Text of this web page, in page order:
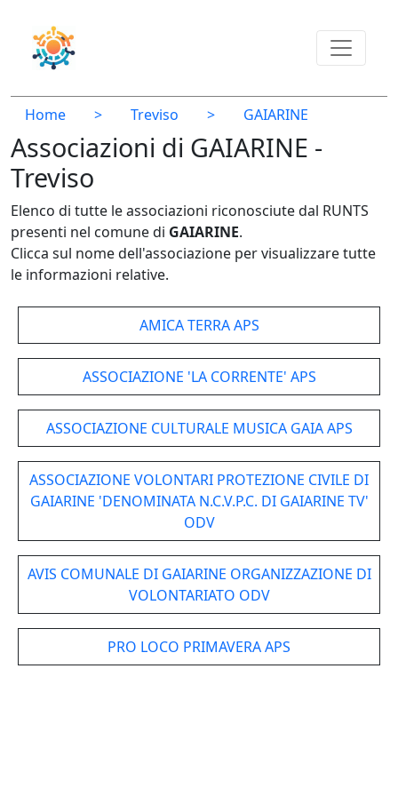
Home > Treviso > GAIARINE
Associazioni di GAIARINE -
Treviso
Elenco di tutte le associazioni riconosciute dal RUNTS
presenti nel comune di GAIARINE.
Clicca sul nome dell'associazione per visualizzare tutte
le informazioni relative.
AMICA TERRA APS
ASSOCIAZIONE 'LA CORRENTE' APS
ASSOCIAZIONE CULTURALE MUSICA GAIA APS
ASSOCIAZIONE VOLONTARI PROTEZIONE CIVILE DI
GAIARINE 'DENOMINATA N.C.V.P.C. DI GAIARINE TV'
ODV
AVIS COMUNALE DI GAIARINE ORGANIZZAZIONE DI
VOLONTARIATO ODV
PRO LOCO PRIMAVERA APS